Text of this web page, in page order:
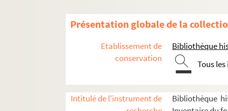
Présentation globale de la
Etablissement de
conservation
Bibliothèque
Tous
Intitulé de l'instrument de
Bibliothèque
1er arrondissement
2e arrondissement
4e arrondissement
5e arrondissement